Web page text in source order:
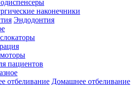
наконечники
Эндодонтия
пациентов
Домашнее отбеливание